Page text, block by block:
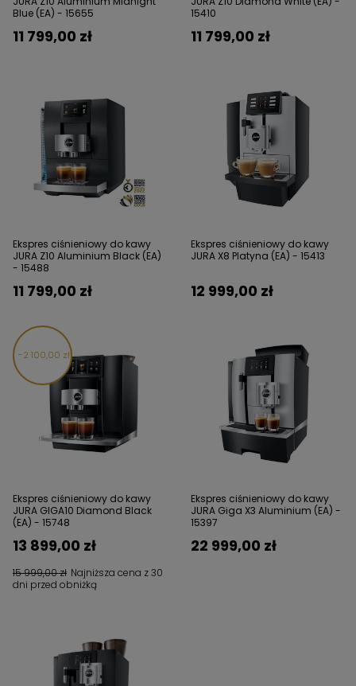
Blue (EA) - 15655
11 799,00 zł
15410
11 799,00 zł
Ekspres ciśnieniowy do kawy
JURA Z10 Aluminium Black (EA)
- 15488
11 799,00 zł
Ekspres ciśnieniowy do kawy
JURA X8 Platyna (EA) - 15413
12 999,00 zł
2 100,00 zł
Ekspres ciśnieniowy do kawy
JURA GIGA10 Diamond Black
(EA) - 15748
15 999,00 zł Najniższa cena z 30
dni przed obniżką
13 899,00 zł
Ekspres ciśnieniowy do kawy
JURA Giga X3 Aluminium (EA) -
15397
22 999,00 zł